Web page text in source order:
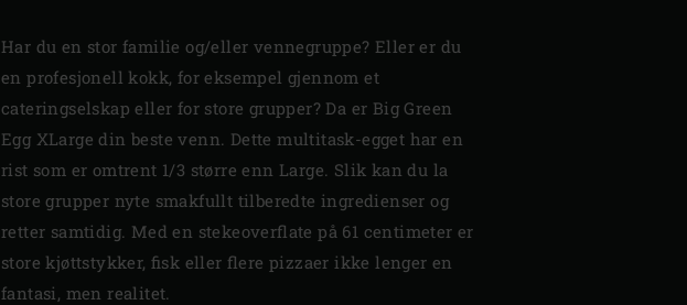
Har du en stor familie og/eller vennegruppe? Eller er du
en profesjonell kokk, for eksempel gjennom et
cateringselskap eller for store grupper? Da er Big Green
Egg XLarge din beste venn. Dette multitask-egget har en
rist som er omtrent 1/3 større enn Large. Slik kan du la
store grupper nyte smakfullt tilberedte ingredienser og
retter samtidig. Med en stekeoverflate på 61 centimeter er
store kjøttstykker, fisk eller flere pizzaer ikke lenger en
fantasi, men realitet.